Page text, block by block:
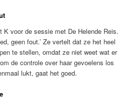
K voor de sessie met De Helende Reis.
geen fout.’ Ze vertelt dat ze het heel
te stellen, omdat ze niet weet wat er
de controle over haar gevoelens los
lukt, gaat het goed.